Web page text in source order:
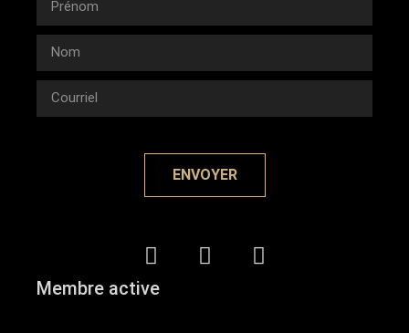
ENVOYER
Membre active